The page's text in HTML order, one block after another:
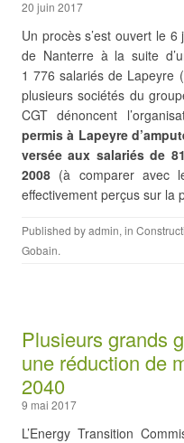
20 juin 2017
Un procès s’est ouvert le
de Nanterre à la suite
1 776 salariés de Lapeyre
plusieurs sociétés du
CGT dénoncent
permis à Lapeyre
versée aux salariés de
2008 (à comparer avec
effectivement perçus sur la
Published byadmin, in
Gobain.
Plusieurs grands
une réduction de
2040
9 mai 2017
L’Energy Transition